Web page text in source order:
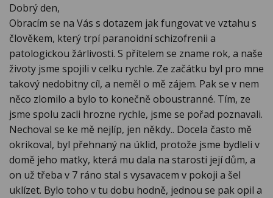
Dobrý den,
Obracím se na Vás s dotazem jak fungovat ve vztahu s
člověkem, který trpí paranoidní schizofrenii a
patologickou žárlivosti. S přítelem se zname rok, a naše
životy jsme spojili v celku rychle. Ze začátku byl pro mne
takový nedobitny cíl, a neměl o mě zájem. Pak se v nem
něco zlomilo a bylo to konečně oboustranné. Tím, ze
jsme spolu zacli hrozne rychle, jsme se pořad poznavali.
Nechoval se ke mě nejlíp, jen někdy.. Docela často mě
okrikoval, byl přehnaný na úklid, protože jsme bydleli v
domě jeho matky, která mu dala na starosti její dům, a
on už třeba v 7 ráno stal s vysavacem v pokoji a šel
uklízet. Bylo toho v tu dobu hodně, jednou se pak opil a